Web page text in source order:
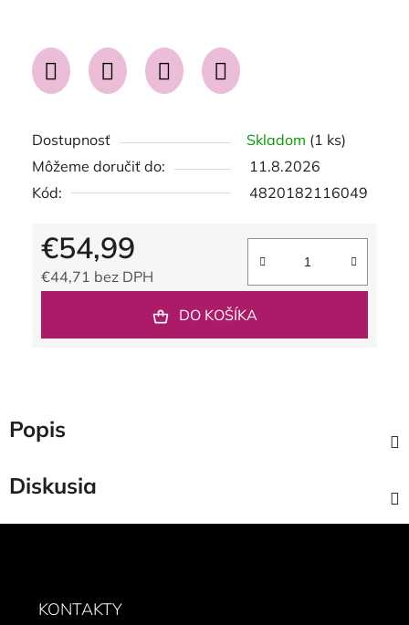
Dostupnosť Skladom (1 ks)
Môžeme doručiť do:
11.8.2026
Kód:
4820182116049
€54,99
€44,71 bez DPH
DO KOŠÍKA
Popis
Diskusia
KONTAKTY